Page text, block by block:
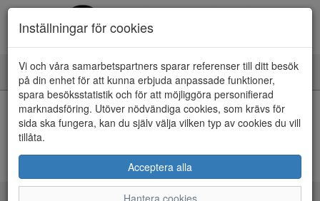
Toggle
navigation
Kunde inte hitta några artiklar
Din sökning gav inga träffar.
ÅNGRA KÖP
Inställningar för cookies
Vi och våra samarbetspartners sparar referenser till ditt besök
på din enhet för att kunna erbjuda anpassade funktioner,
spara besöksstatistik och för att möjliggöra personifierad
marknadsföring. Utöver nödvändiga cookies, som krävs för
sida ska fungera, kan du själv välja vilken typ av cookies du vill
tillåta.
Acceptera alla
Hantera cookies